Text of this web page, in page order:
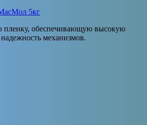
5кг
пленку, обеспечивающую высокую
механизмов.